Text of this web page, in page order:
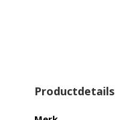
Productdetails